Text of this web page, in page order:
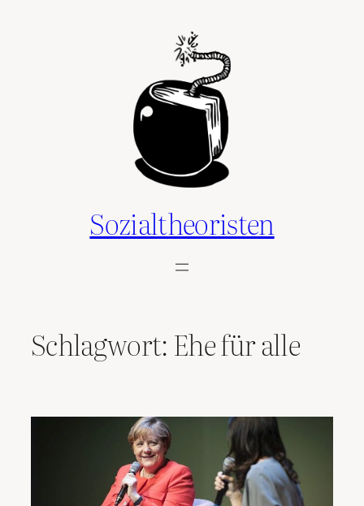
Sozialtheoristen
Schlagwort: Ehe für alle